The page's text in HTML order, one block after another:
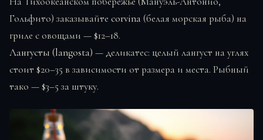
Гольфито) заказывайте corvina(белая морская рыба) на
гриле с овощами — $12–18.
Лангусты (langosta) — деликатес: целый лангуст на углях
стоит $20–35 в зависимости от размера и места. Рыбный
тако — $3–5 за штуку.